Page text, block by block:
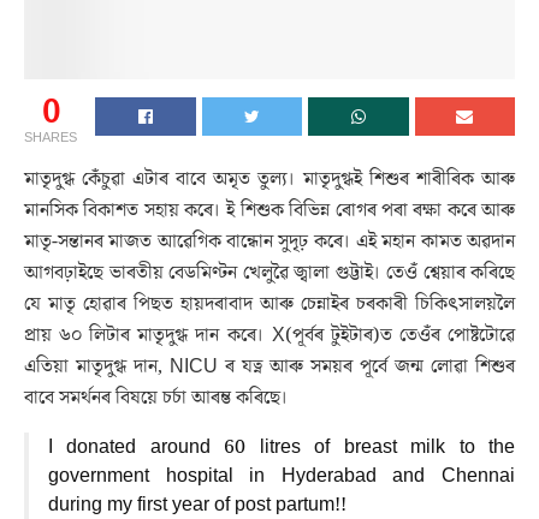
0
SHARES
মাতৃদুগ্ধ কেঁচুৱা এটাৰ বাবে অমৃত তুল্য। মাতৃদুগ্ধই শিশুৰ শাৰীৰিক আৰু
মানসিক বিকাশত সহায় কৰে। ই শিশুক বিভিন্ন ৰোগৰ পৰা ৰক্ষা কৰে আৰু
মাতৃ-সন্তানৰ মাজত আৱেগিক বান্ধোন সুদৃঢ় কৰে। এই মহান কামত অৱদান
আগবঢ়াইছে ভাৰতীয় বেডমিণ্টন খেলুৱৈ জ্বালা গুট্টাই। তেওঁ শ্বেয়াৰ কৰিছে
যে মাতৃ হোৱাৰ পিছত হায়দৰাবাদ আৰু চেন্নাইৰ চৰকাৰী চিকিৎসালয়লৈ
প্ৰায় ৬০ লিটাৰ মাতৃদুগ্ধ দান কৰে। X(পূৰ্বৰ টুইটাৰ)ত তেওঁৰ পোষ্টটোৱে
এতিয়া মাতৃদুগ্ধ দান, NICU ৰ যত্ন আৰু সময়ৰ পূৰ্বে জন্ম লোৱা শিশুৰ
বাবে সমৰ্থনৰ বিষয়ে চৰ্চা আৰম্ভ কৰিছে।
I donated around 60 litres of breast milk to the
government hospital in Hyderabad and Chennai
during my first year of post partum!!